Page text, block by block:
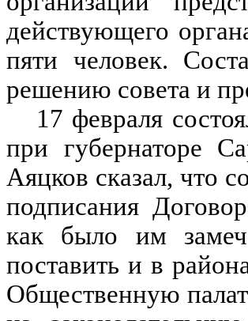
действующего
пяти человек.
решению совета и
17 февраля
при губернаторе
Аяцков сказал, что
подписания
как было им
поставить и в
Общественную